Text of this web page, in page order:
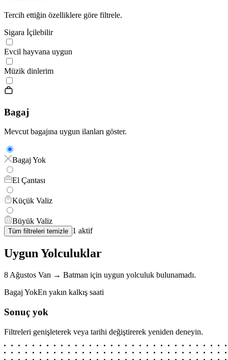
Tercih ettiğin özelliklere göre filtrele.
Sigara İçilebilir
Evcil hayvana uygun
Müzik dinlerim
Bagaj
Mevcut bagajına uygun ilanları göster.
Bagaj Yok
El Çantası
Küçük Valiz
Büyük Valiz
Tüm filtreleri temizle 1 aktif
Uygun Yolculuklar
8 Ağustos Van → Batman için uygun yolculuk bulunamadı.
Bagaj YokEn yakın kalkış saati
Sonuç yok
Filtreleri genişleterek veya tarihi değiştirerek yeniden deneyin.